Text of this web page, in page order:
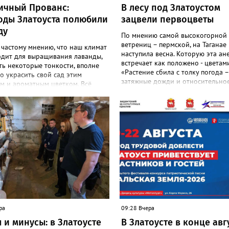
Прованс:
Златоуста полюбили
мнению, что наш климат
для выращивания лаванды,
некоторые тонкости, вполне
украсить свой сад этим
и ароматным цветком. Всё
лаванду за её особую эстетику
запах. «Златоуст.инфо» узнал
опыте местных дачниц. «Я
лаванду нежно-сиреневого
цвета из семян (на фото), -
«Златоуст.инфо» хозяйка
дома Екатерина Бойко. –
вдоль забора, потому что
цветок не любит. Вот уже
растет и радует меня. Соседи
аромат и до них
– получаются букеты и саше
Лаванда широко
В лесу под Златоустом
зацвели первоцветы
По мнению самой высокогорной
ветрениц – пермской, на Таганае
наступила весна. Которую эта
встречает как положено -
«Растение сбила с толку погода –
затяжные дожди и
на этот стресс», - объяснили в
национальном парке. Там также
добавили: хотя нежные белые
украшают по-летнему зелёный
ветренице такой «рецидив»
приносит, а наоборот, забирает
перед долгой зимовкой.
минусы: в Златоусте
09:28 Вчера
В Златоусте в конце